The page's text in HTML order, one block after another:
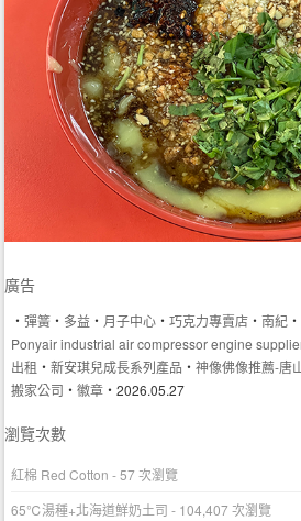
廣告
‧彈簧 ‧ 多益 ‧ 月子中心 ‧巧克力專賣店 ‧南紀 ‧
Ponyair industrial air compressor engine
出租 ‧新安琪兒成長系列產品 ‧神像佛像推薦-唐
搬家公司 ‧徽章 ‧2026.05.27
瀏覽次數
紅棉 Red Cotton - 57 次瀏覽
65℃湯種+北海道鮮奶土司 - 104,407 次瀏覽